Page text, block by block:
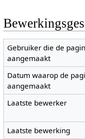
Gebruiker die de
aangemaakt
Datum waarop de
aangemaakt
Laatste bewerker
Laatste bewerking